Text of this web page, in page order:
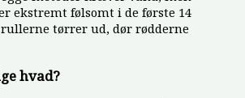
ekstremt følsomt i de første 14
rullerne tørrer ud, dør rødderne
hvad?